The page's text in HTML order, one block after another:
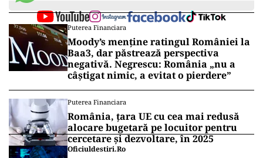
Puterea Financiara
Moody’s menține ratingul României la
Baa3, dar păstrează perspectiva
negativă. Negrescu: România „nu a
câștigat nimic, a evitat o pierdere”
Puterea Financiara
România, țara UE cu cea mai redusă
alocare bugetară pe locuitor pentru
cercetare și dezvoltare, în 2025
Oficiuldestiri.ro